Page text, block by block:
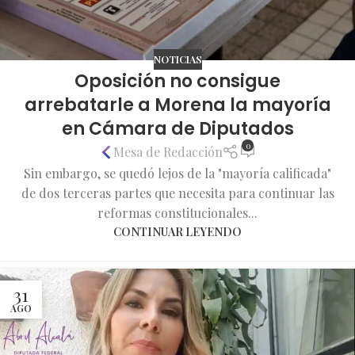
NOTICIAS
Oposición no consigue
arrebatarle a Morena la mayoría
en Cámara de Diputados
Mesa de Redacción 0
Sin embargo, se quedó lejos de la "mayoría calificada"
de dos terceras partes que necesita para continuar las
reformas constitucionales...
CONTINUAR LEYENDO
31
AGO